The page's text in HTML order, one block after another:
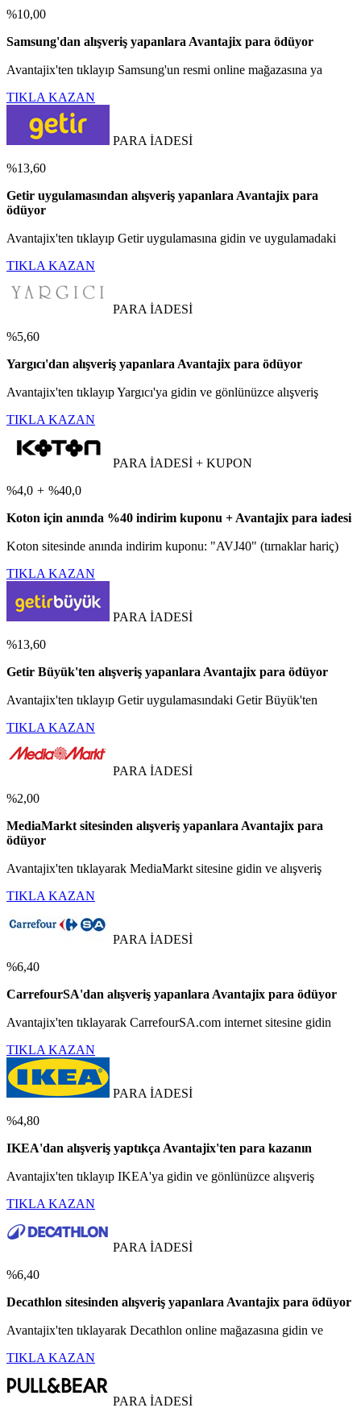
%10,00
Samsung'dan alışveriş yapanlara Avantajix para ödüyor
Avantajix'ten tıklayıp Samsung'un resmi online mağazasına ya
TIKLA KAZAN
PARA İADESİ
%13,60
Getir uygulamasından alışveriş yapanlara Avantajix para
ödüyor
Avantajix'ten tıklayıp Getir uygulamasına gidin ve uygulamadaki
TIKLA KAZAN
PARA İADESİ
%5,60
Yargıcı'dan alışveriş yapanlara Avantajix para ödüyor
Avantajix'ten tıklayıp Yargıcı'ya gidin ve gönlünüzce alışveriş
TIKLA KAZAN
PARA İADESİ + KUPON
%4,0 + %40,0
Koton için anında %40 indirim kuponu + Avantajix para iadesi
Koton sitesinde anında indirim kuponu: "AVJ40" (tırnaklar hariç)
TIKLA KAZAN
PARA İADESİ
%13,60
Getir Büyük'ten alışveriş yapanlara Avantajix para ödüyor
Avantajix'ten tıklayıp Getir uygulamasındaki Getir Büyük'ten
TIKLA KAZAN
PARA İADESİ
%2,00
MediaMarkt sitesinden alışveriş yapanlara Avantajix para
ödüyor
Avantajix'ten tıklayarak MediaMarkt sitesine gidin ve alışveriş
TIKLA KAZAN
PARA İADESİ
%6,40
CarrefourSA'dan alışveriş yapanlara Avantajix para ödüyor
Avantajix'ten tıklayarak CarrefourSA.com internet sitesine gidin
TIKLA KAZAN
PARA İADESİ
%4,80
IKEA'dan alışveriş yaptıkça Avantajix'ten para kazanın
Avantajix'ten tıklayıp IKEA'ya gidin ve gönlünüzce alışveriş
TIKLA KAZAN
PARA İADESİ
%6,40
Decathlon sitesinden alışveriş yapanlara Avantajix para ödüyor
Avantajix'ten tıklayarak Decathlon online mağazasına gidin ve
TIKLA KAZAN
PARA İADESİ